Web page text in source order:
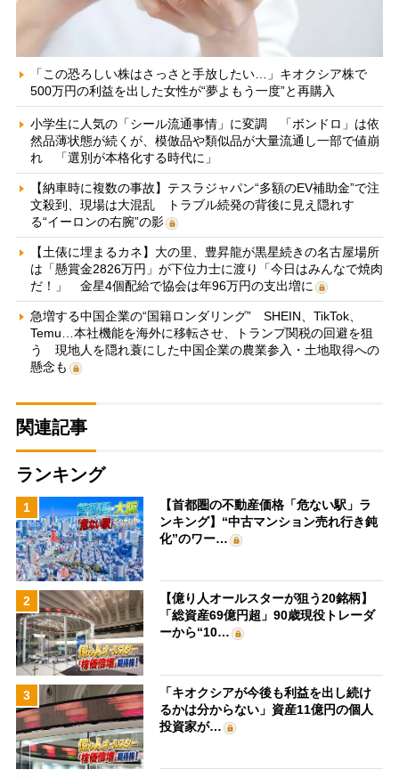
「この恐ろしい株はさっさと手放したい…」キオクシア株で
500万円の利益を出した女性が“夢よもう一度”と再購入
小学生に人気の「シール流通事情」に変調 「ボンドロ」は依
然品薄状態が続くが、模倣品や類似品が大量流通し一部で値崩
れ 「選別が本格化する時代に」
【納車時に複数の事故】テスラジャパン“多額のEV補助金”で注
文殺到、現場は大混乱 トラブル続発の背後に見え隠れす
る“イーロンの右腕”の影
【土俵に埋まるカネ】大の里、豊昇龍が黒星続きの名古屋場所
は「懸賞金2826万円」が下位力士に渡り「今日はみんなで焼肉
だ！」 金星4個配給で協会は年96万円の支出増に
急増する中国企業の“国籍ロンダリング” SHEIN、TikTok、
Temu…本社機能を海外に移転させ、トランプ関税の回避を狙
う 現地人を隠れ蓑にした中国企業の農業参入・土地取得への
懸念も
関連記事
ランキング
1
【首都圏の不動産価格「危ない駅」ラ
ンキング】“中古マンション売れ行き鈍
化”のワー…
2
【億り人オールスターが狙う20銘柄】
「総資産69億円超」90歳現役トレーダ
ーから“10…
3
「キオクシアが今後も利益を出し続け
るかは分からない」資産11億円の個人
投資家が…